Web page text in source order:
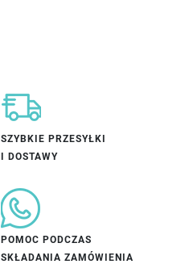
SZYBKIE PRZESYŁKI
I DOSTAWY
POMOC PODCZAS
SKŁADANIA ZAMÓWIENIA